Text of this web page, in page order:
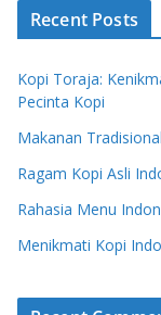
Recent Posts
Kopi Toraja:
Pecinta Kopi
Makanan
Ragam Kopi Asli
Rahasia Menu
Menikmati Kopi